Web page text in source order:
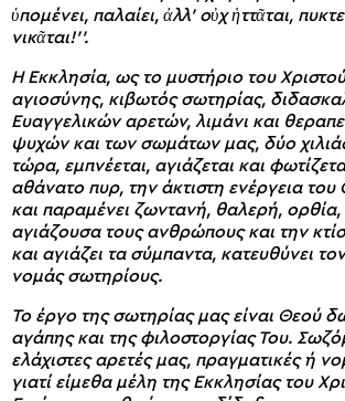
ὑπομένει, παλαίει, ἀλλ’ οὐχ ἡττᾶται,
νικᾶται!’’.
Η Εκκλησία, ως το μυστήριο του
αγιοσύνης, κιβωτός σωτηρίας,
Ευαγγελικών αρετών, λιμάνι και
ψυχών και των σωμάτων μας, δύο
τώρα, εμπνέεται, αγιάζεται και
αθάνατο πυρ, την άκτιστη ενέργεια του
και παραμένει ζωντανή, θαλερή,
αγιάζουσα τους ανθρώπους και την
και αγιάζει τα σύμπαντα, κατευθύνει
νομάς σωτηρίους.
Το έργο της σωτηρίας μας είναι Θεού
αγάπης και της φιλοστοργίας Του.
ελάχιστες αρετές μας, πραγματικές ή
γιατί είμεθα μέλη της Εκκλησίας του